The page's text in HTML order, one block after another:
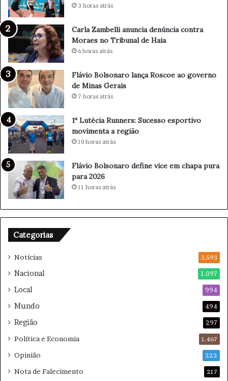
i
a
d
n
ú
n
c
i
a
c
o
n
t
r
a
M
o
i
n
d
H
3 horas atrás
Carla Zambelli anuncia denúncia contra
Moraes no Tribunal de Haia
6 horas atrás
Flávio Bolsonaro lança Roscoe ao governo
de Minas Gerais
7 horas atrás
1ª Lutécia Runners: Sucesso esportivo
movimenta a região
10 horas atrás
Flávio Bolsonaro define vice em chapa pura
para 2026
11 horas atrás
Categorias
Notícias 3.593
Nacional 1.097
Local 994
Mundo 494
Região 297
Política e Economia 1.467
Opinião 222
Nota de Falecimento 217